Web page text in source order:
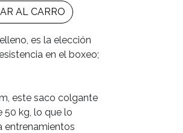
AL CARRO
es la elección
en el boxeo;
este saco colgante
50 kg, lo que lo
entrenamientos